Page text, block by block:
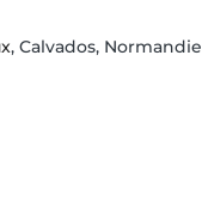
, Calvados, Normandie